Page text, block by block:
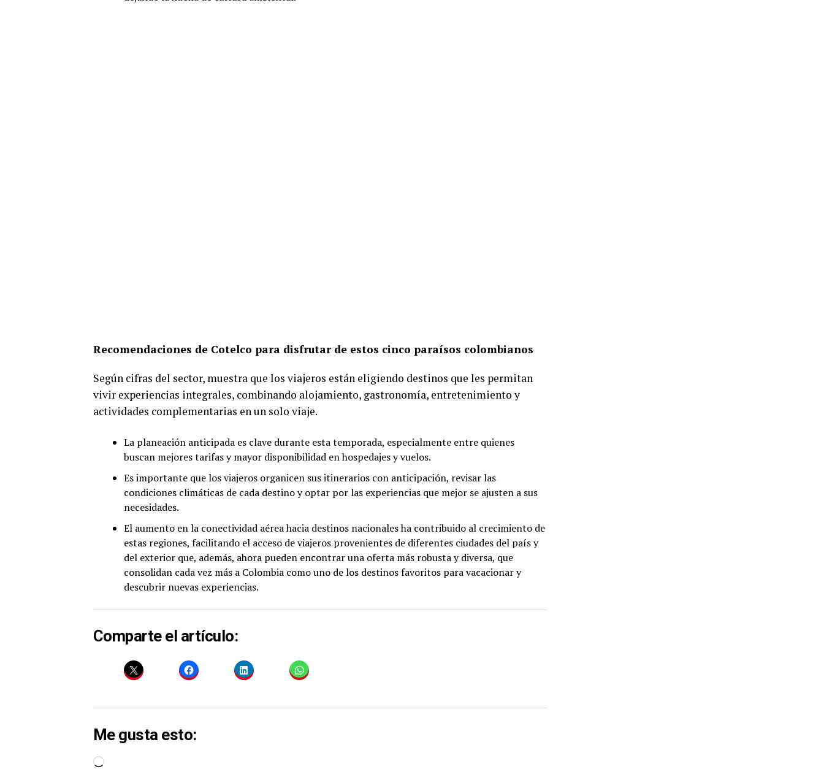
Recomendaciones de Cotelco para disfrutar de estos cinco paraísos colombianos
Según cifras del sector, muestra que los viajeros están eligiendo destinos que les permitan
vivir experiencias integrales, combinando alojamiento, gastronomía, entretenimiento y
actividades complementarias en un solo viaje.
La planeación anticipada es clave durante esta temporada, especialmente entre quienes
buscan mejores tarifas y mayor disponibilidad en hospedajes y vuelos.
Es importante que los viajeros organicen sus itinerarios con anticipación, revisar las
condiciones climáticas de cada destino y optar por las experiencias que mejor se ajusten a sus
necesidades.
El aumento en la conectividad aérea hacia destinos nacionales ha contribuido al crecimiento de
estas regiones, facilitando el acceso de viajeros provenientes de diferentes ciudades del país y
del exterior que, además, ahora pueden encontrar una oferta más robusta y diversa, que
consolidan cada vez más a Colombia como uno de los destinos favoritos para vacacionar y
descubrir nuevas experiencias.
Comparte el artículo:
Me gusta esto:
Cargando...